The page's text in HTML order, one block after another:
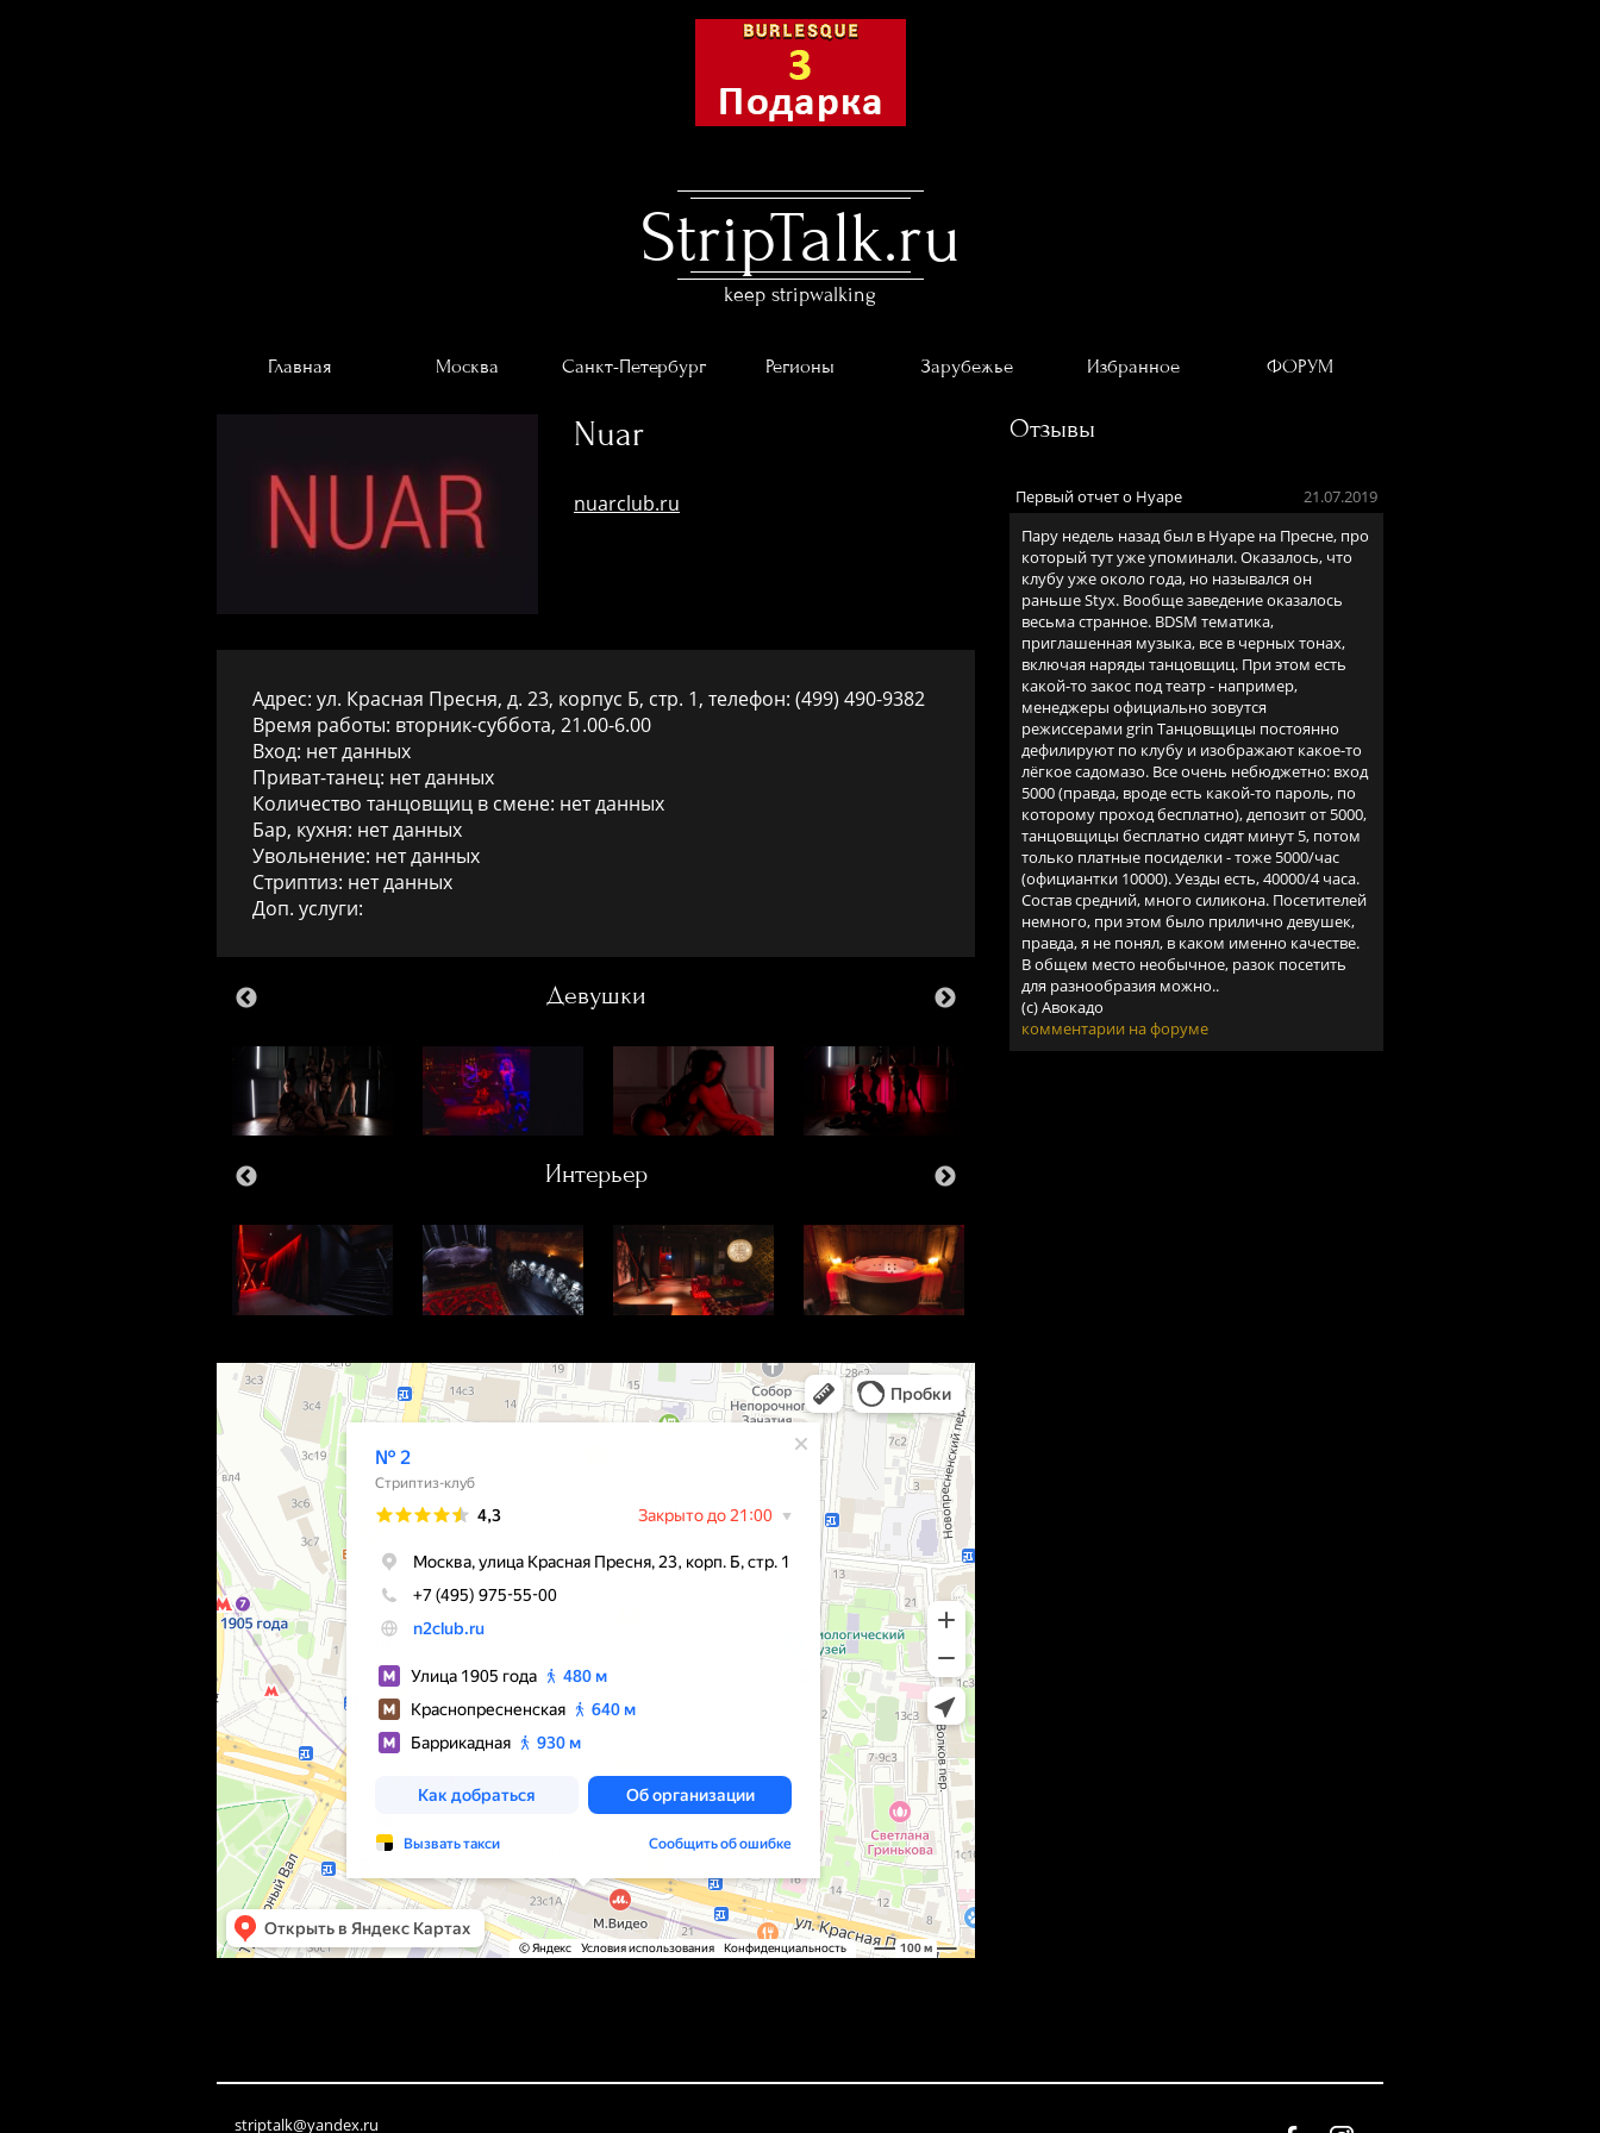
StripTalk.ru
keep stripwalking
Главная Москва Санкт-Петербург Регионы Зарубежье Избранное ФОРУМ
Nuar
nuarclub.ru
Адрес: ул. Красная Пресня, д. 23, корпус Б, стр. 1, телефон: (499) 490-9382
Время работы: вторник-суббота, 21.00-6.00
Вход: нет данных
Приват-танец: нет данных
Количество танцовщиц в смене: нет данных
Бар, кухня: нет данных
Увольнение: нет данных
Стриптиз: нет данных
Доп. услуги:
Девушки
Интерьер
Отзывы
21.07.2019
Первый отчет о Нуаре
Пару недель назад был в Нуаре на Пресне, про
который тут уже упоминали. Оказалось, что
клубу уже около года, но назывался он
раньше Styx. Вообще заведение оказалось
весьма странное. BDSM тематика,
приглашенная музыка, все в черных тонах,
включая наряды танцовщиц. При этом есть
какой-то закос под театр - например,
менеджеры официально зовутся
режиссерами grin Танцовщицы постоянно
дефилируют по клубу и изображают какое-то
лёгкое садомазо. Все очень небюджетно: вход
5000 (правда, вроде есть какой-то пароль, по
которому проход бесплатно), депозит от 5000,
танцовщицы бесплатно сидят минут 5, потом
только платные посиделки - тоже 5000/час
(официантки 10000). Уезды есть, 40000/4 часа.
Состав средний, много силикона. Посетителей
немного, при этом было прилично девушек,
правда, я не понял, в каком именно качестве.
В общем место необычное, разок посетить
для разнообразия можно..
(c) Авокадо
комментарии на форуме
striptalk@yandex.ru